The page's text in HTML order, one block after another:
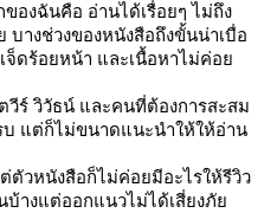
องฉันคือ อ่านได้เรื่อยๆ ไม่ถึง
างช่วงของหนังสือถึงขั้นน่าเบื่อ
เจ็ดร้อยหน้า และเนื้อหาไม่ค่อ
ร์ วิวัธน์ และคนที่ต้องการสะสม
แต่ก็ไม่ขนาดแนะนำให้ให้อ่าน
วหนังสือก็ไม่ค่อยมีอะไรให้รีวิว
นบ้างแต่ออกแนวไม่ได้เสี่ยงภั